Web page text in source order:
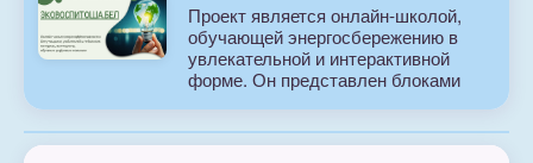
Проект является онлайн-школой,
обучающей энергосбережению в
увлекательной и интерактивной
форме. Он представлен блоками